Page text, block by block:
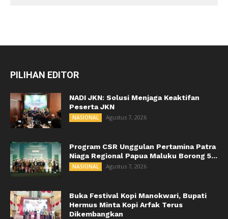
PILIHAN EDITOR
NADI JKN: Solusi Menjaga Keaktifan
Peserta JKN
NASIONAL Agustus 7, 2026
Program CSR Unggulan Pertamina Patra
Niaga Regional Papua Maluku Borong 5...
NASIONAL Agustus 7, 2026
Buka Festival Kopi Manokwari, Bupati
Hermus Minta Kopi Arfak Terus
Dikembangkan